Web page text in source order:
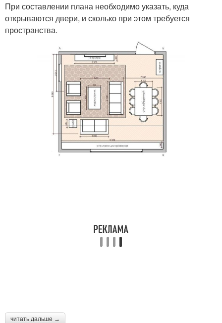
При составлении плана необходимо указать, куда
открываются двери, и сколько при этом требуется
пространства.
читать дальше →